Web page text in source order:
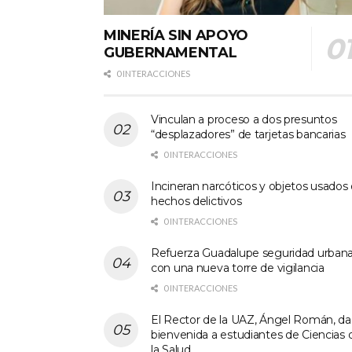
MINERÍA SIN APOYO
GUBERNAMENTAL
0 INTERACCIONES
Vinculan a proceso a dos presuntos
“desplazadores” de tarjetas bancarias
0 INTERACCIONES
Incineran narcóticos y objetos usados
hechos delictivos
0 INTERACCIONES
Refuerza Guadalupe seguridad urbana
con una nueva torre de vigilancia
0 INTERACCIONES
El Rector de la UAZ, Ángel Román, da
bienvenida a estudiantes de Ciencias